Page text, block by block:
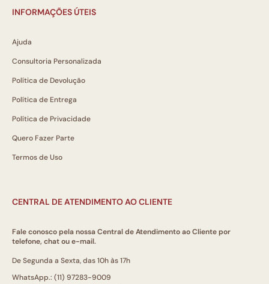
INFORMAÇÕES ÚTEIS
Ajuda
Consultoria Personalizada
Política de Devolução
Política de Entrega
Política de Privacidade
Quero Fazer Parte
Termos de Uso
CENTRAL DE ATENDIMENTO AO CLIENTE
Fale conosco pela nossa Central de Atendimento ao Cliente por
telefone, chat ou e-mail.
De Segunda a Sexta, das 10h às 17h
WhatsApp.: (11) 97283-9009